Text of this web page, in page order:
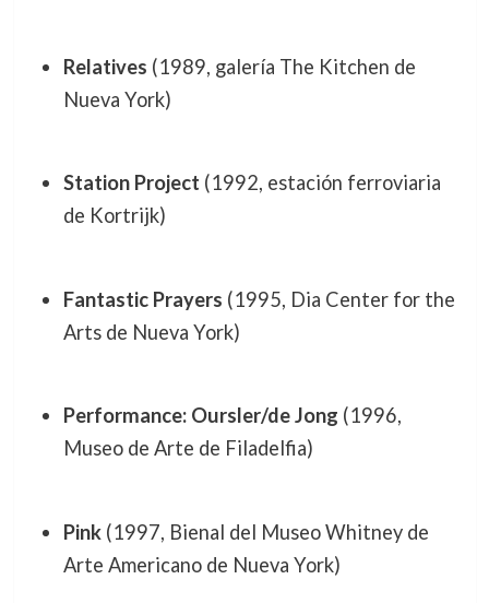
Relatives (1989, galería The Kitchen de
Nueva York)
Station Project (1992, estación ferroviaria
de Kortrijk)
Fantastic Prayers (1995, Dia Center for the
Arts de Nueva York)
Performance: Oursler/de Jong (1996,
Museo de Arte de Filadelfia)
Pink(1997, Bienal del Museo Whitney de
Arte Americano de Nueva York)